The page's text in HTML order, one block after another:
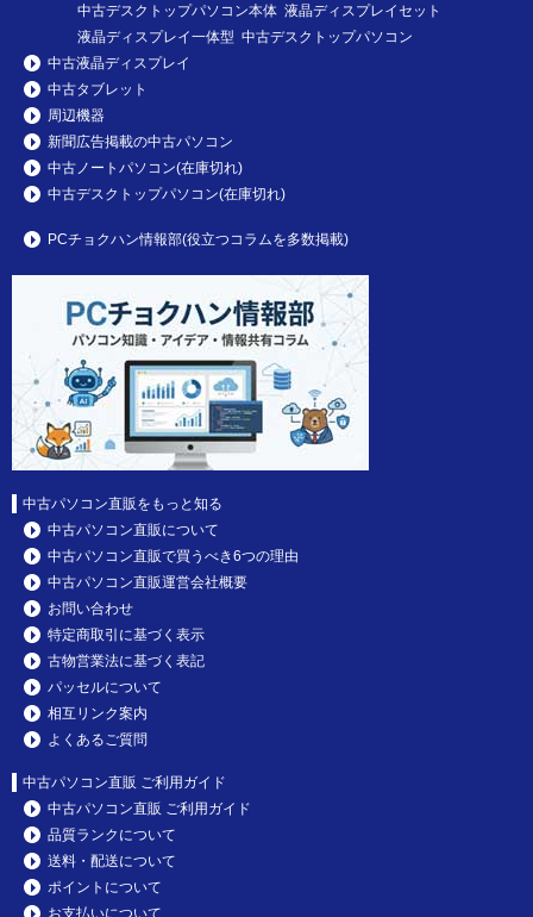
中古デスクトップパソコン本体 液晶ディスプレイセット
液晶ディスプレイ一体型 中古デスクトップパソコン
中古液晶ディスプレイ
中古タブレット
周辺機器
新聞広告掲載の中古パソコン
中古ノートパソコン(在庫切れ)
中古デスクトップパソコン(在庫切れ)
PCチョクハン情報部(役立つコラムを多数掲載)
中古パソコン直販をもっと知る
中古パソコン直販について
中古パソコン直販で買うべき6つの理由
中古パソコン直販運営会社概要
お問い合わせ
特定商取引に基づく表示
古物営業法に基づく表記
パッセルについて
相互リンク案内
よくあるご質問
中古パソコン直販 ご利用ガイド
中古パソコン直販 ご利用ガイド
品質ランクについて
送料・配送について
ポイントについて
お支払いについて